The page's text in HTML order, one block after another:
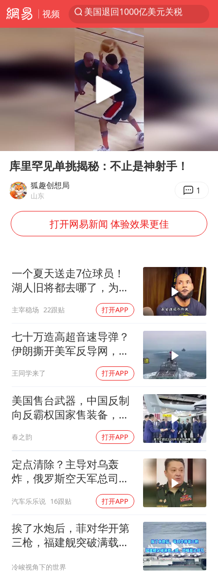
视频
探寻“技能+”促就业创业新路
38岁山东财大教授刘海明逝世
银行午休1.5小时 留个窗口行不行
台风白海豚或在华东沿海登陆
弹药库存告急 美军补货难
沙特否认与胡塞武装举行会谈
FIFA官方支持因凡蒂诺
乘客脱鞋散发异味 司机提醒反被怼
日本籍女网红在韩直播时自杀身亡
恩比德变瘦引热议
总书记关心百姓身边这些民生大事
Play
01:02
库里罕见单挑揭秘：不止是神射手！
狐趣创想局
山东 1
打开网易新闻 体验效果更佳
一个夏天送走7位球员！
湖人旧将都去哪了，为何
主宰稳场 22跟贴 打开APP
七十万造高超音速导弹？
伊朗撕开美军反导网，炸
王同学来了 打开APP
美国售台武器，中国反制
向反霸权国家售装备，实
春之韵 打开APP
定点清除？主导对乌轰
炸，俄罗斯空天军总司令
疑在莫斯科最贵餐厅被炸
身亡！
汽车乐乐说 16跟贴 打开APP
挨了水炮后，菲对华开第
三枪，福建舰突破满载上
冷峻视角下的世界